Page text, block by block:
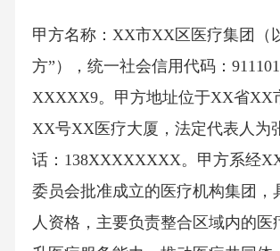
甲方名称：XX市XX区医疗集团（
方”），统一社会信用代码：
XXXXX9。甲方地址位于XX省XX
XX号XX医疗大厦，法定代表人为
话：138XXXXXXXX。甲方系经
委员会批准成立的医疗机构集团，
人资格，主要负责整合区域内的医